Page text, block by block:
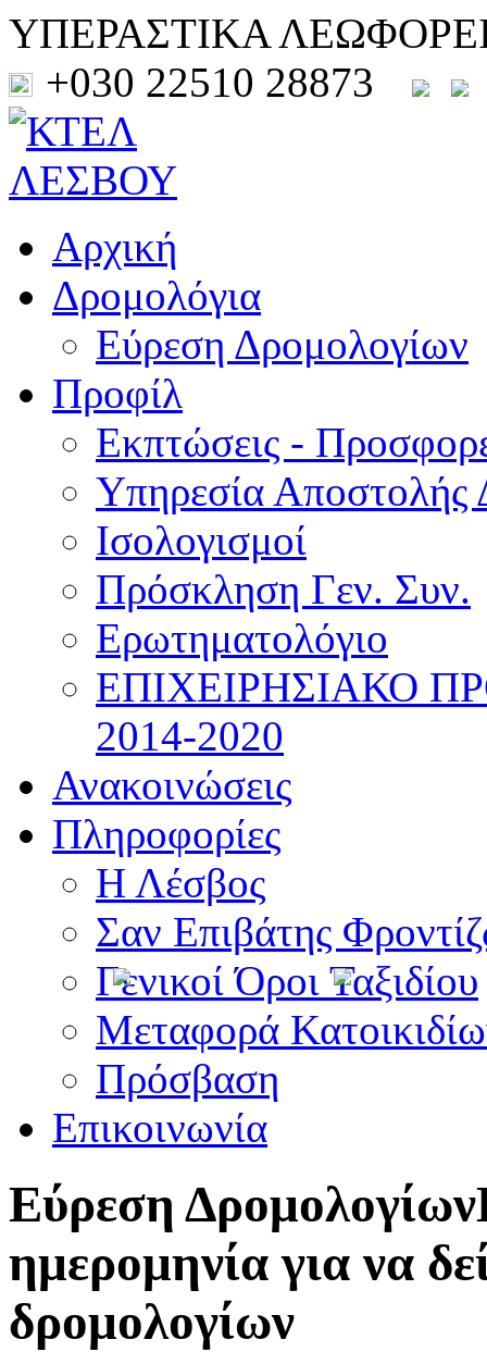
ΥΠΕΡΑΣΤΙΚΑ
+030 22510 28873
Αρχική
Δρομολόγια
Εύρεση Δρομολογίων
Προφίλ
Εκπτώσεις -
Υπηρεσία Αποστολής
Ισολογισμοί
Πρόσκληση Γεν. Συν.
Ερωτηματολόγιο
ΕΠΙΧΕΙΡΗΣΙΑΚΟ
2014-2020
Ανακοινώσεις
Πληροφορίες
Η Λέσβος
Σαν Επιβάτης
Γενικοί Όροι Ταξιδίου
Μεταφορά
Πρόσβαση
Επικοινωνία
Εύρεση Δρομολογίων
ημερομηνία για να
δρομολογίων